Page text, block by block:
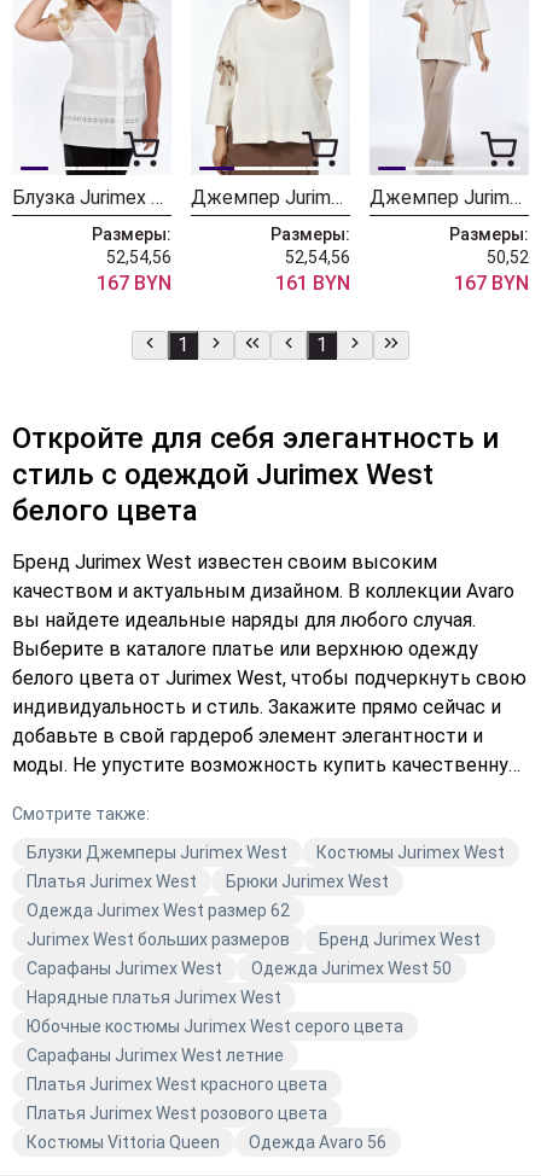
Блузка Jurimex West 3141
Размеры:
52,54,56
167 BYN
Джемпер Jurimex West 3090
Размеры:
52,54,56
161 BYN
Джемпер Jurimex West 3059-2
Размеры:
50,52
167 BYN
1 1
Откройте для себя элегантность и
стиль с одеждой Jurimex West
белого цвета
Бренд Jurimex West известен своим высоким
качеством и актуальным дизайном. В коллекции Avaro
вы найдете идеальные наряды для любого случая.
Выберите в каталоге платье или верхнюю одежду
белого цвета от Jurimex West, чтобы подчеркнуть свою
индивидуальность и стиль. Закажите прямо сейчас и
добавьте в свой гардероб элемент элегантности и
моды. Не упустите возможность купить качественную
стильный комплект, который подчеркнет вашу фигуру
и станет настоящим украшением вашего образа.
Оформите заказ уже сегодня и наслаждайтесь
комфортом и качеством от Avaro.
Смотрите также:
Блузки Джемперы Jurimex West
Костюмы Jurimex West
Платья Jurimex West
Брюки Jurimex West
Одежда Jurimex West размер 62
Jurimex West больших размеров
Бренд Jurimex West
Сарафаны Jurimex West
Одежда Jurimex West 50
Нарядные платья Jurimex West
Юбочные костюмы Jurimex West серого цвета
Сарафаны Jurimex West летние
Платья Jurimex West красного цвета
Платья Jurimex West розового цвета
Костюмы Vittoria Queen
Одежда Avaro 56